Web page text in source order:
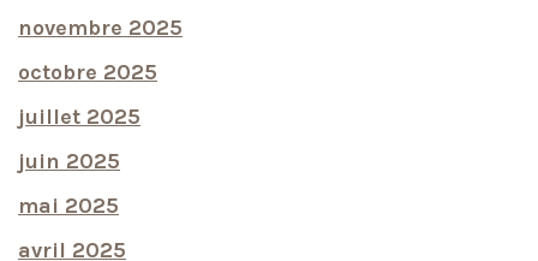
novembre 2025
octobre 2025
juillet 2025
juin 2025
mai 2025
avril 2025